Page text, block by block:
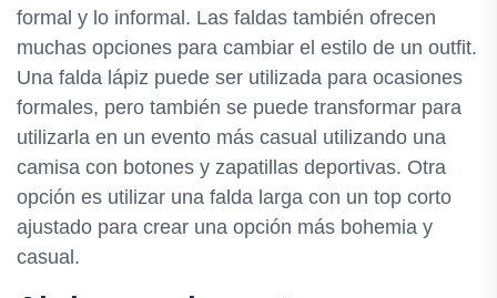
formal y lo informal. Las faldas también ofrecen
muchas opciones para cambiar el estilo de un outfit.
Una falda lápiz puede ser utilizada para ocasiones
formales, pero también se puede transformar para
utilizarla en un evento más casual utilizando una
camisa con botones y zapatillas deportivas. Otra
opción es utilizar una falda larga con un top corto
ajustado para crear una opción más bohemia y
casual.